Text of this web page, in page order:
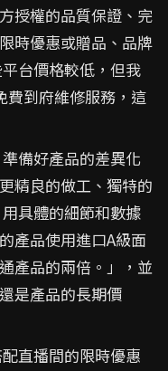
授權的品質保證、完
時優惠或贈品、品牌
台價格較低，但我
費到府維修服務，這
準備好產品的差異化
精良的做工、獨特的
具體的細節和數據
產品使用進口A級面
產品的兩倍。」，並
是產品的長期價
直播間的限時優惠